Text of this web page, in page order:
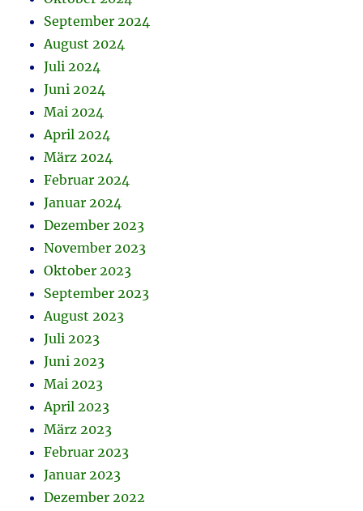
September 2024
August 2024
Juli 2024
Juni 2024
Mai 2024
April 2024
März 2024
Februar 2024
Januar 2024
Dezember 2023
November 2023
Oktober 2023
September 2023
August 2023
Juli 2023
Juni 2023
Mai 2023
April 2023
März 2023
Februar 2023
Januar 2023
Dezember 2022